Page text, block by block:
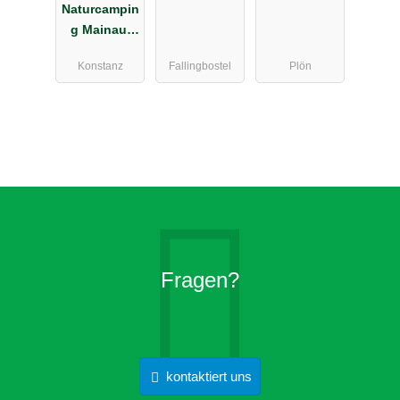
Naturcampin
g Mainau,
Litzelstetten
Konstanz Fallingbostel Plön
Fragen?
kontaktiert uns